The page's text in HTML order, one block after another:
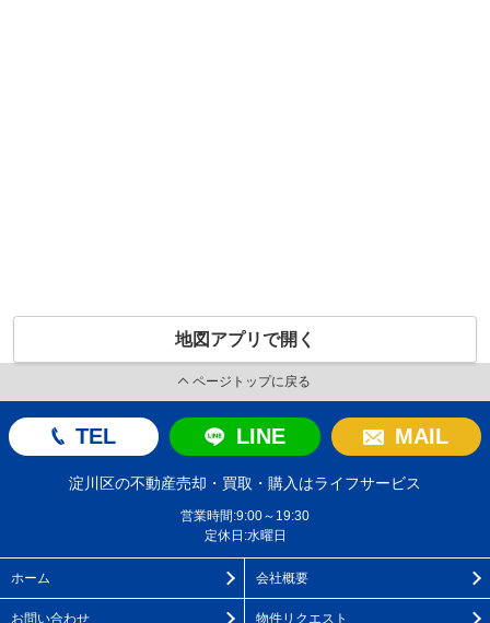
地図アプリで開く
ページトップに戻る
TEL LINE MAIL
淀川区の不動産売却・買取・購入はライフサービス
営業時間:9:00～19:30
定休日:水曜日
ホーム 会社概要
お問い合わせ 物件リクエスト